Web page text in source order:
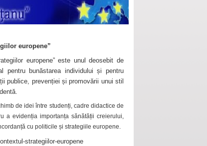
europene”
europene” este unul deosebit de
pentru bunăstarea individului și pentru
publice, prevenției și promovării unui stil
de idei între studenți, cadre didactice de
a evidenția importanța sănătății creierului,
cu politicile și strategiile europene.
strategiilor-europene